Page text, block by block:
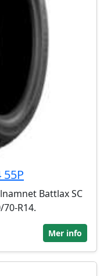
55P
Battlax SC
R14.
Mer info